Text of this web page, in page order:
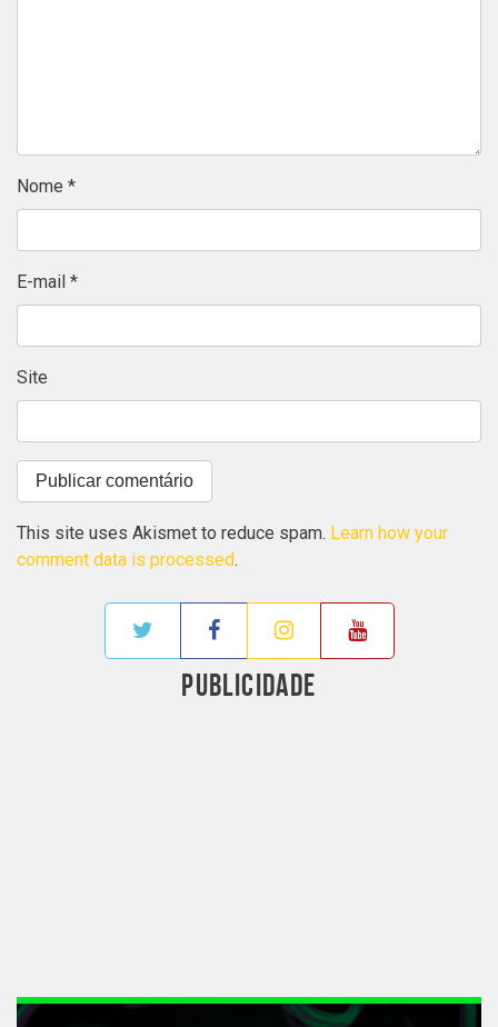
Nome *
E-mail *
Site
This site uses Akismet to reduce spam. Learn how your
comment data is processed.
PUBLICIDADE